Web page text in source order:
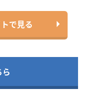
で見る